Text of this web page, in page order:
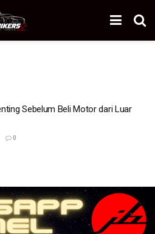
Sebelum Beli Motor dari Luar
0